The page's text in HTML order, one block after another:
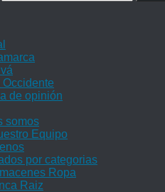
de opinión
somos
Equipo
por categorias
Ropa
Raiz